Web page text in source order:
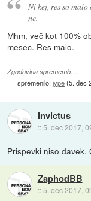
Ni kej, res so
ne.
Mhm, več kot 100%
mesec. Res malo.
Zgodovina sprememb…
spremenilo:jype(5. dec
Invictus
:: 5. dec 2017,
Prispevki niso
ZaphodBB
:: 5. dec 2017,